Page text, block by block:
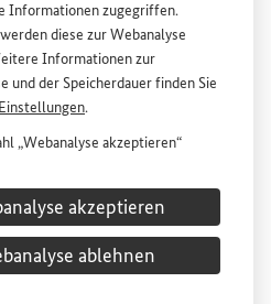
Informationen zugegriffen.
diese zur Webanalyse
Informationen zur
und der Speicherdauer finden Sie
.
„Webanalyse akzeptieren“
auf derWebsitedes
für wirtschaftliche
Zusammenarbeit (BMZ) zu.
ist freiwillig, für die Nutzung
akzeptieren
ablehnen
Zusammenarbeit und